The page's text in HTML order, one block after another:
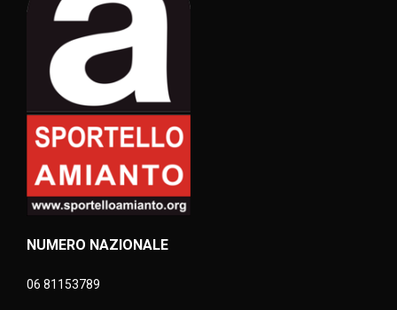
NUMERO NAZIONALE
06 81153789